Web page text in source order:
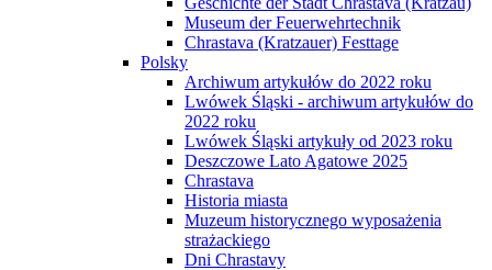
Museum der Feuerwehrtechnik
Chrastava (Kratzauer) Festtage
Polsky
Archiwum artykułów do 2022 roku
Lwówek Śląski - archiwum artykułów do
2022 roku
Lwówek Śląski artykuły od 2023 roku
Deszczowe Lato Agatowe 2025
Chrastava
Historia miasta
Muzeum historycznego wyposażenia
strażackiego
Dni Chrastavy